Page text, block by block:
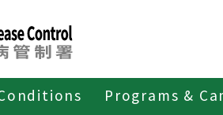
Programs &